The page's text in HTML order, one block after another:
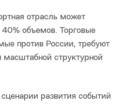
отрасль может
40% объемов. Торговые
против России, требуют
структурной
развития событий